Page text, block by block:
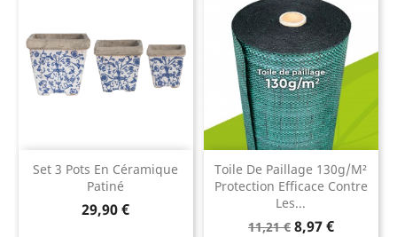
Set 3 Pots En Céramique
Patiné
Prix
29,90 €
Toile De Paillage 130g/m²
Protection Efficace Contre
Les...
Prix
11,21 € Prix
8,97 €